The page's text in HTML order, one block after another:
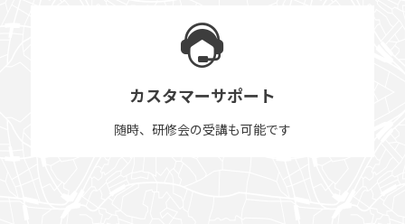
カスタマーサポート
随時、研修会の受講も可能です